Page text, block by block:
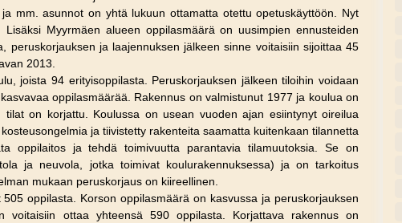
mm. asunnot on yhtä lukuun ottamatta otettu opetuskäyttöön. Nyt
Myyrmäen alueen oppilasmäärä on uusimpien ennusteiden
peruskorjauksen ja laajennuksen jälkeen sinne voitaisiin sijoittaa 45
2013.
joista 94 erityisoppilasta. Peruskorjauksen jälkeen tiloihin voidaan
oppilasmäärää. Rakennus on valmistunut 1977 ja koulua on
on korjattu. Koulussa on usean vuoden ajan esiintynyt oireilua
ja tiivistetty rakenteita saamatta kuitenkaan tilannetta
oppilaitos ja tehdä toimivuutta parantavia tilamuutoksia. Se on
ja neuvola, jotka toimivat koulurakennuksessa) ja on tarkoitus
mukaan peruskorjaus on kiireellinen.
oppilasta. Korson oppilasmäärä on kasvussa ja peruskorjauksen
voitaisiin ottaa yhteensä 590 oppilasta. Korjattava rakennus on